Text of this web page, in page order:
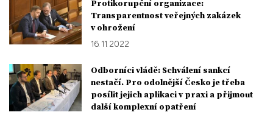
Protikorupční organizace:
Transparentnost veřejných zakázek
v ohrožení
16. 11. 2022
Odborníci vládě: Schválení sankcí
nestačí. Pro odolnější Česko je třeba
posílit jejich aplikaci v praxi a přijmout
další komplexní opatření